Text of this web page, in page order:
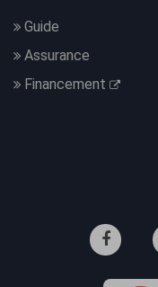
Guide
Assurance
Financement